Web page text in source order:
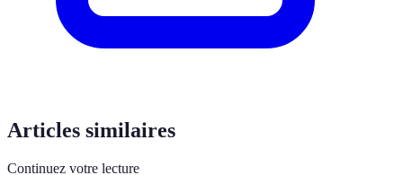
Articles similaires
Continuez votre lecture